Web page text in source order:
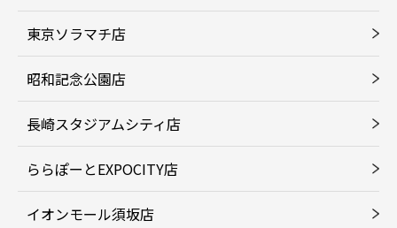
東京ソラマチ店
昭和記念公園店
長崎スタジアムシティ店
ららぽーとEXPOCITY店
イオンモール須坂店